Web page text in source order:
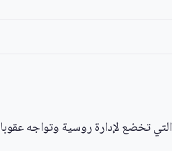
تخضع لإدارة روسية وتواجه